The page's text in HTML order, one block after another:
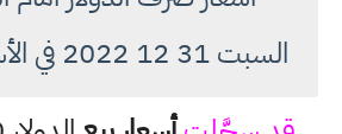
السبت 31 12 2022 في الأسواق العراقية